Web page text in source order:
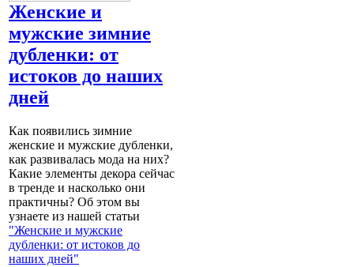
Женские и
мужские зимние
дубленки: от
истоков до наших
дней
Как появились зимние
женские и мужские дубленки,
как развивалась мода на них?
Какие элементы декора сейчас
в тренде и насколько они
практичны? Об этом вы
узнаете из нашей статьи
"Женские и мужские
дубленки: от истоков до
наших дней"